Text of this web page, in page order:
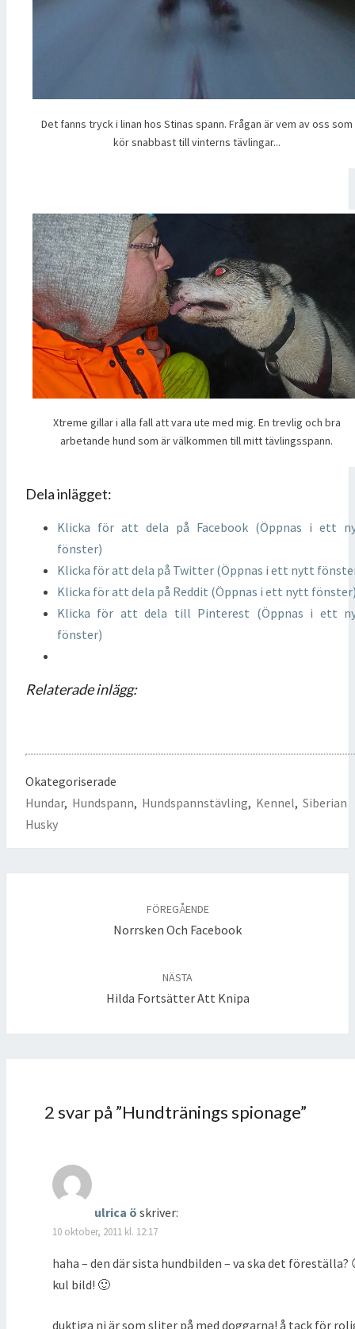
Det fanns tryck i linan hos Stinas spann. Frågan är vem av oss som
kör snabbast till vinterns tävlingar...
Xtreme gillar i alla fall att vara ute med mig. En trevlig och bra
arbetande hund som är välkommen till mitt tävlingsspann.
Dela inlägget:
Klicka för att dela på Facebook (Öppnas i ett
fönster)
Klicka för att dela på Twitter (Öppnas i ett nytt
Klicka för att dela på Reddit (Öppnas i ett nytt
Klicka för att dela till Pinterest (Öppnas i ett
fönster)
Relaterade inlägg:
Okategoriserade
Hundar, Hundspann, Hundspannstävling, Kennel, Siberian
Husky
FÖREGÅENDE
Norrsken Och Facebook
NÄSTA
Hilda Fortsätter Att Knipa
2 svar på ”Hundtränings spionage”
ulrica ö skriver:
10 oktober, 2011 kl. 12:17
haha – den där sista hundbilden – va ska det föreställa?
kul bild! 🙂
duktiga ni är som sliter på med doggarna! å tack för